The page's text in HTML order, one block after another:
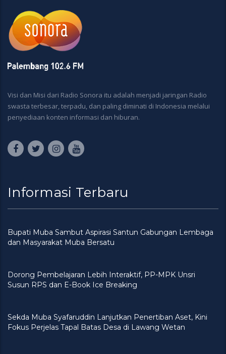
Visi dan Misi dari Radio Sonora itu adalah menjadi jaringan Radio
swasta terbesar, terpadu, dan paling diminati di Indonesia melalui
penyediaan konten informasi dan hiburan.
Informasi Terbaru
Bupati Muba Sambut Aspirasi Santun Gabungan Lembaga
dan Masyarakat Muba Bersatu
Dorong Pembelajaran Lebih Interaktif, PP-MPK Unsri
Susun RPS dan E-Book Ice Breaking
Sekda Muba Syafaruddin Lanjutkan Penertiban Aset, Kini
Fokus Perjelas Tapal Batas Desa di Lawang Wetan